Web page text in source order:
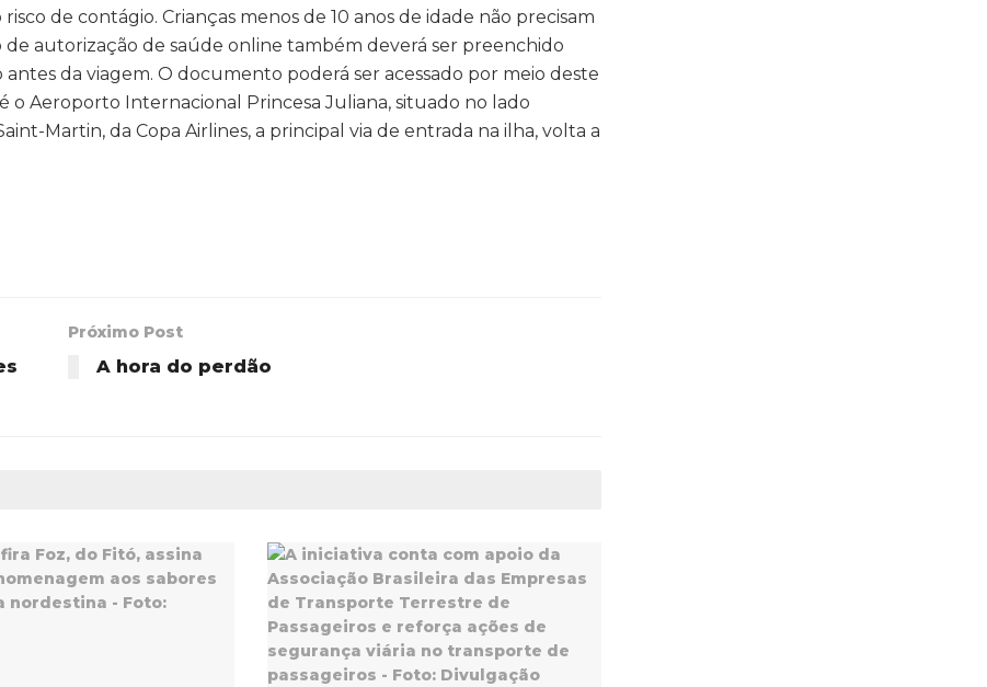
de contágio. Crianças menos de 10 anos de idade não precisam
autorização de saúde online também deverá ser preenchido
da viagem. O documento poderá ser acessado por meio deste
o Aeroporto Internacional Princesa Juliana, situado no lado
Martin, da Copa Airlines, a principal via de entrada na ilha, volta a
Próximo Post
A hora do perdão